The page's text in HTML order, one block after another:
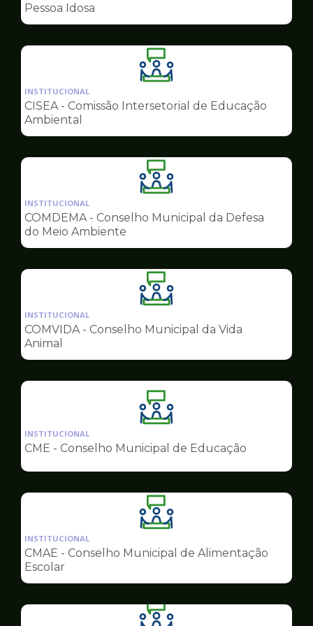
Conselhos
Pessoa Idosa
Ilustração
da
pagina
Conselhos
INSTITUCIONAL
CISEA - Comissão Intersetorial de Educação
Ambiental
Ilustração
da
pagina
Conselhos
INSTITUCIONAL
COMDEMA - Conselho Municipal da Defesa
do Meio Ambiente
Ilustração
da
pagina
Conselhos
INSTITUCIONAL
COMVIDA - Conselho Municipal da Vida
Animal
Ilustração
da
pagina
Conselhos
INSTITUCIONAL
CME - Conselho Municipal de Educação
Ilustração
da
pagina
Conselhos
INSTITUCIONAL
CMAE - Conselho Municipal de Alimentação
Escolar